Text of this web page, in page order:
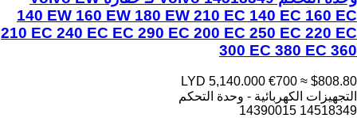
140 EW 160 EW 180 EW 210 EC 140 EC 160 EC
210 EC 240 EC EC 290 EC 200 EC 250 EC 220 EC
300 EC 380 EC 360
LYD 5,140.000 €700 ≈ $808.80
التجهيزات الكهربائية - وحدة التحكم
14518349 14390015